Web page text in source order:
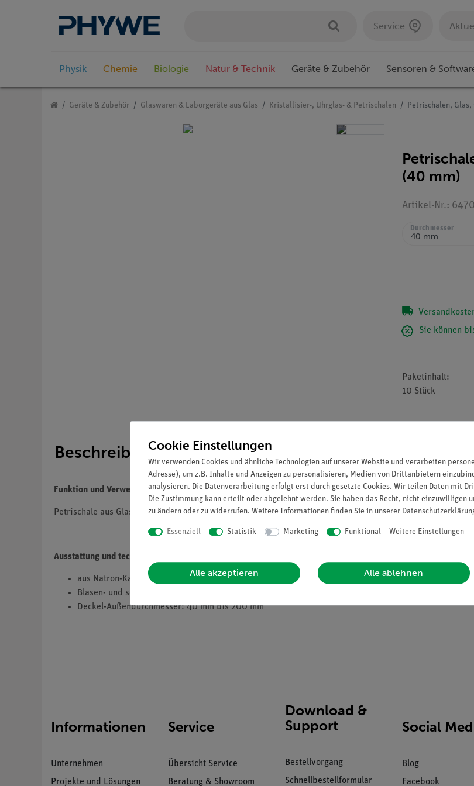
Service
Physik Chemie Biologie Natur & Technik Geräte & Zubehör Sensoren &
Geräte & Zubehör Glaswaren & Laborgeräte aus Glas Kristallisier-, Uhrglas- & Petrischalen Petrischalen, Glas,
(40 mm)
Artikel-Nr.:
Durchmesser
Sie können
Paketinhalt:
10 Stück
Beschreibung
Funktion und Verwendung
Petrischale aus Glas in verschiedenen Größen
Ausstattung und technische Daten
aus Natron-Kalk-Glas
Blasen- und schlierenfrei mit Deckel
Deckel-Außendurchmesser: 40 mm bis 200 mm
Informationen
Unternehmen
Projekte und Lösungen
Service
Übersicht Service
Beratung & Showroom
Download &
Support
Bestellvorgang
Schnellbestellformular
Social
Blog
Facebook
Cookie Einstellungen
Wir verwenden Cookies und ähnliche Technologien auf unserer Website und verarbeiten
Adresse), um z.B. Inhalte und Anzeigen zu personalisieren, Medien von Drittanbietern
analysieren. Die Datenverarbeitung erfolgt erst durch gesetzte Cookies. Wir teilen Daten mit
Die Zustimmung kann erteilt oder abgelehnt werden. Sie haben das Recht, nicht einzuwilligen
zu ändern oder zu widerrufen. Weitere Informationen finden Sie in unserer
Essenziell Statistik Marketing Funktional Weitere Einstellungen
Alle akzeptieren Alle ablehnen